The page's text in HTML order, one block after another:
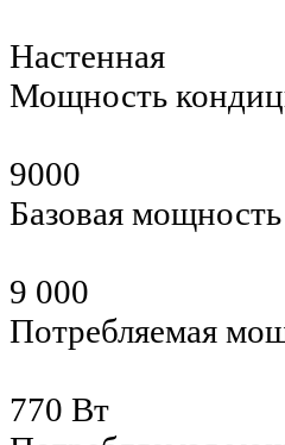
Настенная
Мощность
9000
Базовая
9 000
Потребляемая
770 Вт